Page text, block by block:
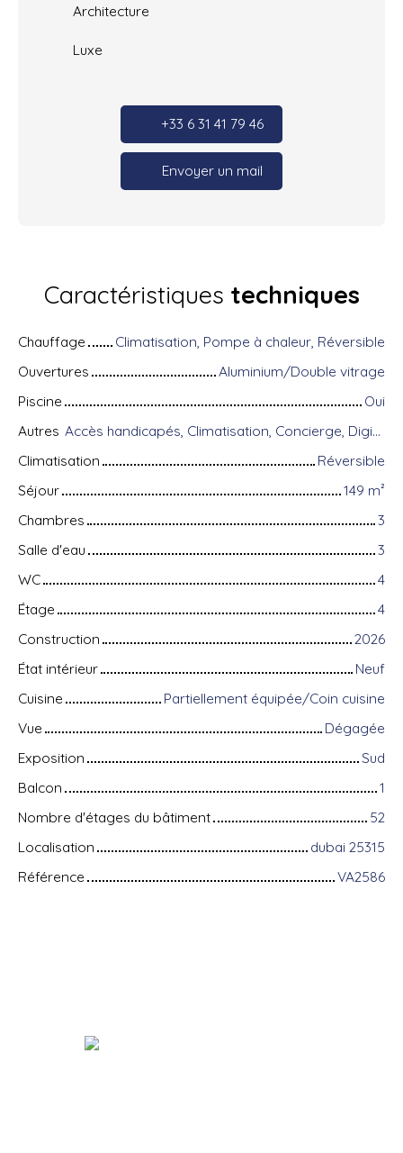
Architecture
Luxe
+33 6 31 41 79 46
Envoyer un mail
Caractéristiques techniques
Chauffage
Climatisation, Pompe à chaleur, Réversible
Ouvertures
Aluminium/Double vitrage
Piscine
Oui
Autres
Accès handicapés, Climatisation, Concierge, Digicode, Équipements domotiques, Fibre optique, Gardien, Local à vélo, Portail motorisé, Porte blindée, Système d'alarme, Visiophone
Climatisation
Réversible
Séjour
149 m²
Chambres
3
Salle d'eau
3
WC
4
Étage
4
Construction
2026
État intérieur
Neuf
Cuisine
Partiellement équipée/Coin cuisine
Vue
Dégagée
Exposition
Sud
Balcon
1
Nombre d'étages du bâtiment
52
Localisation
dubai 25315
Référence
VA2586